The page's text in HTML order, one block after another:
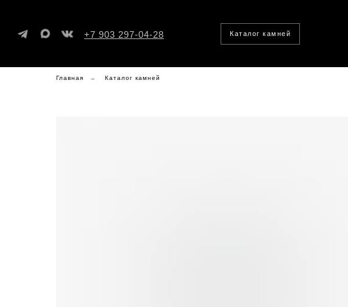
Каталог камней
+7 903 297-04-28
Главная → Каталог камней